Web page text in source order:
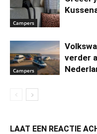
Campers
Campers
verder
LAAT EEN REACTIE